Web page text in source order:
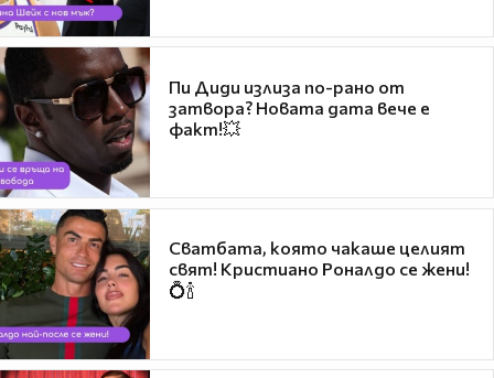
Пи Диди излиза по-рано от
затвора? Новата дата вече е
факт!💥
Сватбата, която чакаше целият
свят! Кристиано Роналдо се жени!
💍🍾